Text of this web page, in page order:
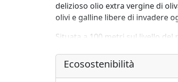
delizioso olio extra vergine di
olivi e galline libere di invadere
Situata a 100 metri sul livello
ridosso dei monti che la
castello del paese di
La Cascina dei Peri, propone ai
Ecosostenibilità